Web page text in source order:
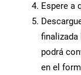
Espere a
finalizada
podrá
en el